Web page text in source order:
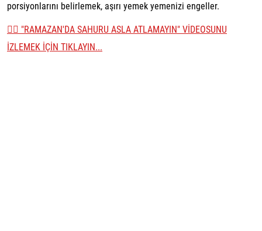
porsiyonlarını belirlemek, aşırı yemek yemenizi engeller.
👉🏼 "RAMAZAN'DA SAHURU ASLA ATLAMAYIN" VİDEOSUNU
İZLEMEK İÇİN TIKLAYIN...